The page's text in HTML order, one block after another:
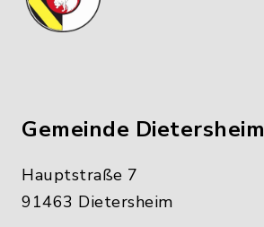
Gemeinde Dietersheim
Hauptstraße 7
91463 Dietersheim